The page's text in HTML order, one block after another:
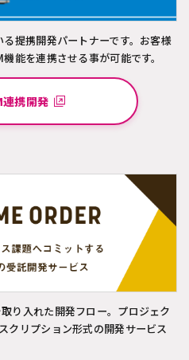
提携開発パートナーです。お客様
能を連携させる事が可能です。
携開発
り入れた開発フロー。プロジェク
クリプション形式の開発サービス